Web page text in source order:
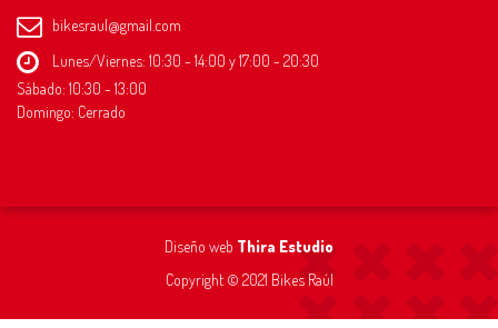
bikesraul@gmail.com
Lunes/Viernes: 10:30 - 14:00 y 17:00 - 20:30
Sábado: 10:30 - 13:00
Domingo: Cerrado
Diseño web Thira Estudio
Copyright © 2021 Bikes Raúl